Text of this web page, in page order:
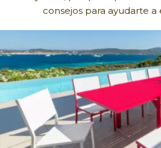
consejos para ayudarte a